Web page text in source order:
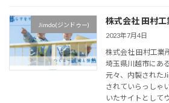
Jimdo(ジンドゥー) 株式会社 田村工
2023年7月4日
株式会社 田村工業
埼玉県川越市にあ
元々、内製された
されていらっしゃ
いたサイトとして